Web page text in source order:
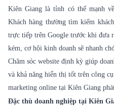
Kiên Giang là tỉnh có thế mạnh
Khách hàng thường tìm kiếm
trực tiếp trên Google trước khi đưa
kém, cơ hội kinh doanh sẽ nhanh
Chăm sóc website định kỳ giúp
và khả năng hiển thị tốt trên công
marketing online tại Kiên Giang
Đặc thù doanh nghiệp tại Kiên